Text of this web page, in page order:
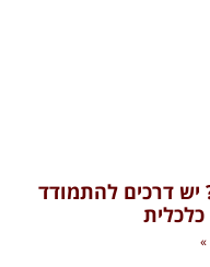
יש דרכים להתמודד
»